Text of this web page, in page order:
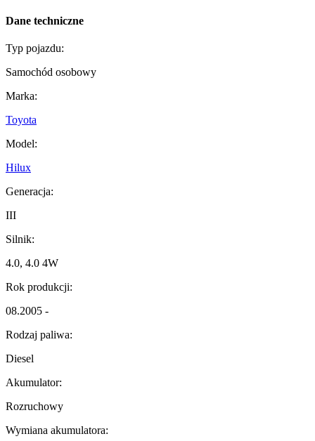
Dane techniczne
Typ pojazdu:
Samochód osobowy
Marka:
Toyota
Model:
Hilux
Generacja:
III
Silnik:
4.0, 4.0 4W
Rok produkcji:
08.2005 -
Rodzaj paliwa:
Diesel
Akumulator:
Rozruchowy
Wymiana akumulatora: